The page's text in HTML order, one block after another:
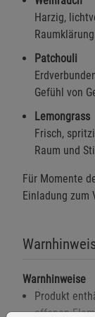
Harzig,
Patchouli
Gefühl von
Lemongrass
Frisch,
Raum und
Für Momente
Einladung zum
Warnhinweise
Produkt
offenen